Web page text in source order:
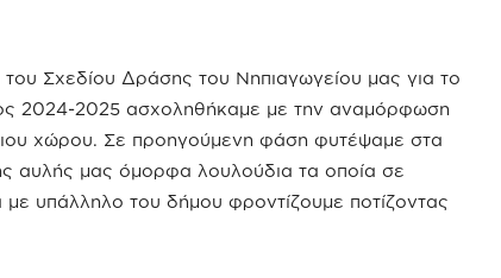
του Σχεδίου Δράσης του Νηπιαγωγείου μας για το
2024-2025 ασχοληθήκαμε με την αναμόρφωση
χώρου. Σε προηγούμενη φάση φυτέψαμε στα
αυλής μας όμορφα λουλούδια τα οποία σε
με υπάλληλο του δήμου φροντίζουμε ποτίζοντας